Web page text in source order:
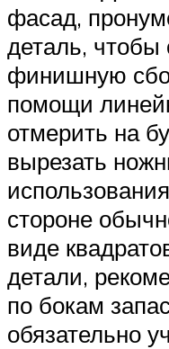
фасад,
деталь, чтобы
финишную
помощи
отмерить на
вырезать
стороне
виде
детали,
по бокам
обязательно